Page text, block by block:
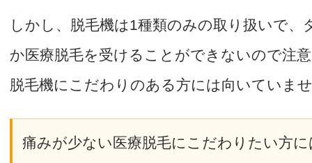
しかし、脱毛機は1種類のみの取り扱いで、
か医療脱毛を受けることができないので注
脱毛機にこだわりのある方には向いていま
痛みが少ない医療脱毛にこだわりたい方